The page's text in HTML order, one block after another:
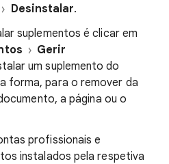
Desinstalar.
suplementos é clicar em
Gerir
um suplemento do
forma, para o remover da
a página ou o
profissionais e
instalados pela respetiva